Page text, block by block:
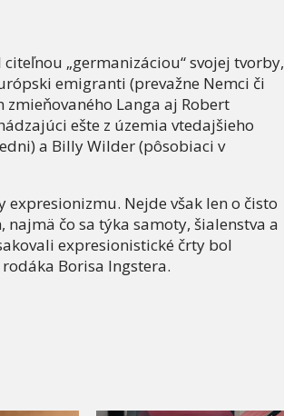
„germanizáciou“ svojej tvorby,
emigranti (prevažne Nemci či
zmieňovaného Langa aj Robert
ešte z územia vtedajšieho
a Billy Wilder (pôsobiaci v
expresionizmu. Nejde však len o čisto
čo sa týka samoty, šialenstva a
expresionistické črty bol
Borisa Ingstera.